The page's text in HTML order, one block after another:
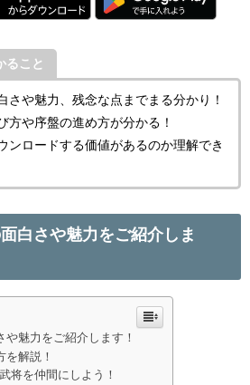
ること
さや魅力、残念な点までまる分かり！
方や序盤の進め方が分かる！
ンロードする価値があるのか理解でき
白さや魅力をご紹介しま
や魅力をご紹介します！
を解説！
将を仲間にしよう！